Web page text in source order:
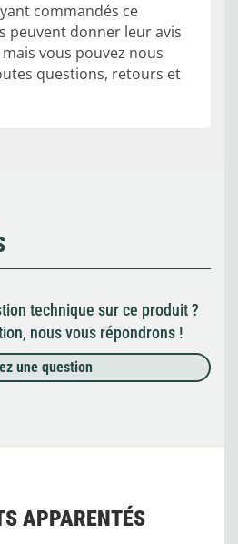
commandés ce
peuvent donner leur avis
vous pouvez nous
questions, retours et
technique sur ce produit ?
nous vous répondrons !
une question
APPARENTÉS